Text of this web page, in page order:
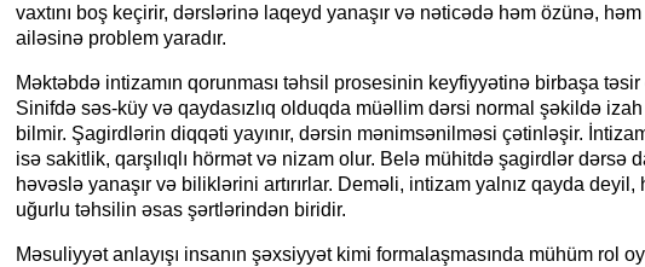
vaxtını boş keçirir, dərslərinə laqeyd yanaşır və nəticədə həm özünə, həm
ailəsinə problem yaradır.
Məktəbdə intizamın qorunması təhsil prosesinin keyfiyyətinə birbaşa təsir
Sinifdə səs-küy və qaydasızlıq olduqda müəllim dərsi normal şəkildə
bilmir. Şagirdlərin diqqəti yayınır, dərsin mənimsənilməsi çətinləşir.
isə sakitlik, qarşılıqlı hörmət və nizam olur. Belə mühitdə şagirdlər dərsə
həvəslə yanaşır və biliklərini artırırlar. Deməli, intizam yalnız qayda deyil,
uğurlu təhsilin əsas şərtlərindən biridir.
Məsuliyyət anlayışı insanın şəxsiyyət kimi formalaşmasında mühüm rol